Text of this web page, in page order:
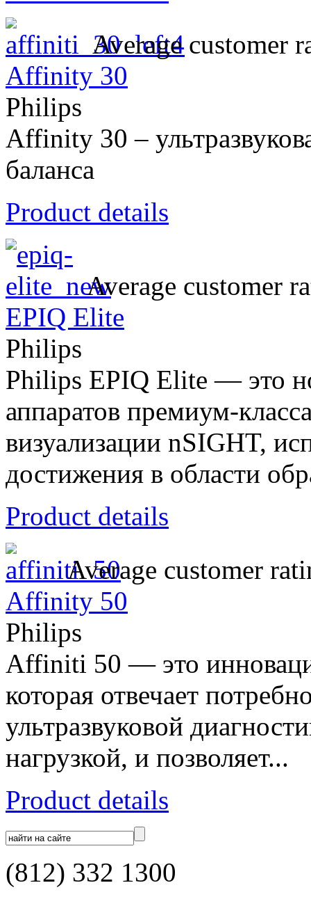
Average customer
Affinity 30
Philips
Affinity 30 –
баланса
Product details
Average customer
EPIQ Elite
Philips
Philips EPIQ Elite — это
аппаратов премиум-
визуализации nSIGHT,
достижения в области
Product details
Average customer
Affinity 50
Philips
Affiniti 50 — это
которая отвечает
ультразвуковой
нагрузкой, и позволяет...
Product details
(812) 332 1300